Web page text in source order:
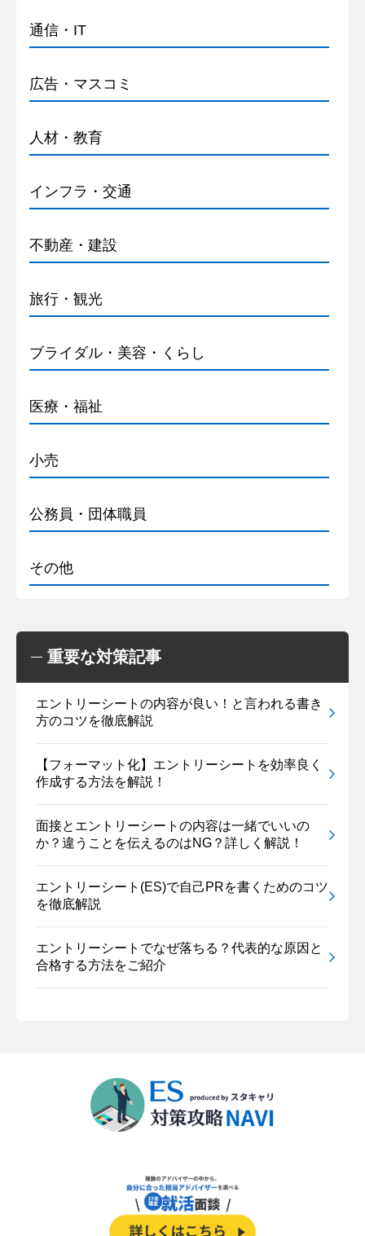
通信・IT
広告・マスコミ
人材・教育
インフラ・交通
不動産・建設
旅行・観光
ブライダル・美容・くらし
医療・福祉
小売
公務員・団体職員
その他
重要な対策記事
エントリーシートの内容が良い！と言われる書き
方のコツを徹底解説
【フォーマット化】エントリーシートを効率良く
作成する方法を解説！
面接とエントリーシートの内容は一緒でいいの
か？違うことを伝えるのはNG？詳しく解説！
エントリーシート(ES)で自己PRを書くためのコツ
を徹底解説
エントリーシートでなぜ落ちる？代表的な原因と
合格する方法をご紹介